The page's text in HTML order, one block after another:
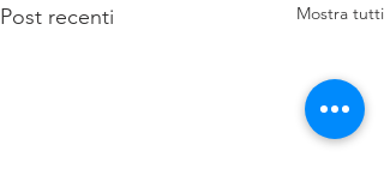
Post recenti Mostra tutti